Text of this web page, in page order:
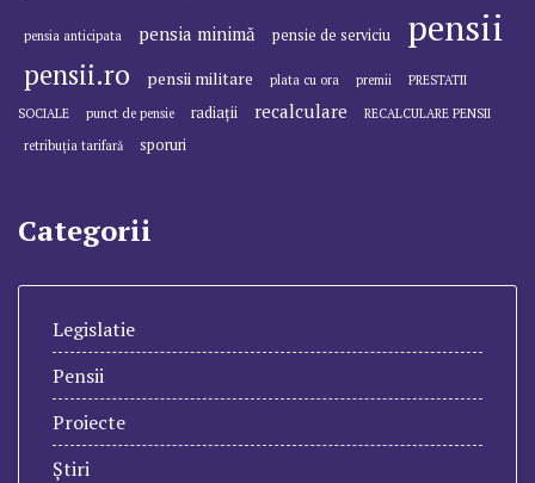
pensia anticipata pensia minimă pensie de serviciu pensii
pensii.ro pensii militare plata cu ora premii
PRESTATII
SOCIALE
punct de pensie radiații recalculare
RECALCULARE PENSII
retribuția tarifară
sporuri
Categorii
Legislatie
Pensii
Proiecte
Știri